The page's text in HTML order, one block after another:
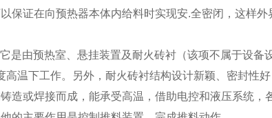
保证在向预热器本体内给料时实现安.全密闭，这样
是由预热室、悬挂装置及耐火砖衬（该项不属于设
温下工作。另外，耐火砖衬结构设计新颖、密封性
造或焊接而成，能承受高温，借助电控和液压系统，